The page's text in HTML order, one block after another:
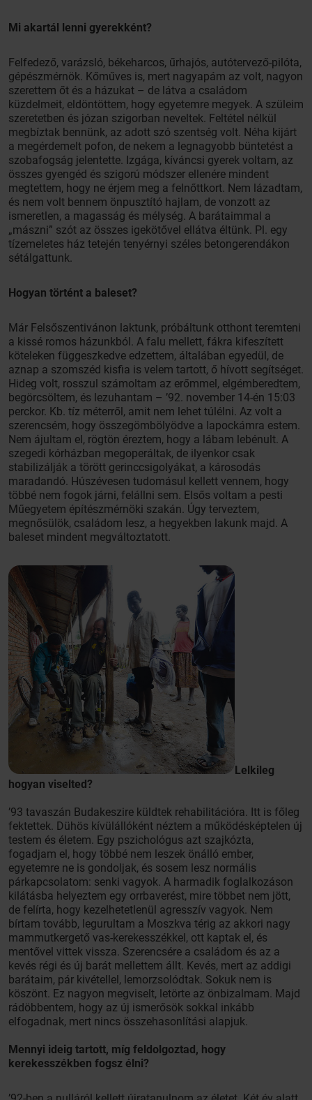
Mi akartál lenni gyerekként?
Felfedező, varázsló, békeharcos, űrhajós, autótervező-pilóta,
gépészmérnök. Kőműves is, mert nagyapám az volt, nagyon
szerettem őt és a házukat – de látva a családom
küzdelmeit, eldöntöttem, hogy egyetemre megyek. A szüleim
szeretetben és józan szigorban neveltek. Feltétel nélkül
megbíztak bennünk, az adott szó szentség volt. Néha kijárt
a megérdemelt pofon, de nekem a legnagyobb büntetést a
szobafogság jelentette. Izgága, kíváncsi gyerek voltam, az
összes gyengéd és szigorú módszer ellenére mindent
megtettem, hogy ne érjem meg a felnőttkort. Nem lázadtam,
és nem volt bennem önpusztító hajlam, de vonzott az
ismeretlen, a magasság és mélység. A barátaimmal a
„mászni” szót az összes igekötővel ellátva éltünk. Pl. egy
tízemeletes ház tetején tenyérnyi széles betongerendákon
sétálgattunk.
Hogyan történt a baleset?
Már Felsőszentivánon laktunk, próbáltunk otthont teremteni
a kissé romos házunkból. A falu mellett, fákra kifeszített
köteleken függeszkedve edzettem, általában egyedül, de
aznap a szomszéd kisfia is velem tartott, ő hívott segítséget.
Hideg volt, rosszul számoltam az erőmmel, elgémberedtem,
begörcsöltem, és lezuhantam – ’92. november 14-én 15:03
perckor. Kb. tíz méterről, amit nem lehet túlélni. Az volt a
szerencsém, hogy összegömbölyödve a lapockámra estem.
Nem ájultam el, rögtön éreztem, hogy a lábam lebénult. A
szegedi kórházban megoperáltak, de ilyenkor csak
stabilizálják a törött gerinccsigolyákat, a károsodás
maradandó. Húszévesen tudomásul kellett vennem, hogy
többé nem fogok járni, felállni sem. Elsős voltam a pesti
Műegyetem építészmérnöki szakán. Úgy terveztem,
megnősülök, családom lesz, a hegyekben lakunk majd. A
baleset mindent megváltoztatott.
Lelkileg
hogyan viselted?
’93 tavaszán Budakeszire küldtek rehabilitációra. Itt is főleg
fektettek. Dühös kívülállóként néztem a működésképtelen új
testem és életem. Egy pszichológus azt szajkózta,
fogadjam el, hogy többé nem leszek önálló ember,
egyetemre ne is gondoljak, és sosem lesz normális
párkapcsolatom: senki vagyok. A harmadik foglalkozáson
kilátásba helyeztem egy orrbaverést, mire többet nem jött,
de felírta, hogy kezelhetetlenül agresszív vagyok. Nem
bírtam tovább, legurultam a Moszkva térig az akkori nagy
mammutkergető vas-kerekesszékkel, ott kaptak el, és
mentővel vittek vissza. Szerencsére a családom és az a
kevés régi és új barát mellettem állt. Kevés, mert az addigi
barátaim, pár kivétellel, lemorzsolódtak. Sokuk nem is
köszönt. Ez nagyon megviselt, letörte az önbizalmam. Majd
rádöbbentem, hogy az új ismerősök sokkal inkább
elfogadnak, mert nincs összehasonlítási alapjuk.
Mennyi ideig tartott, míg feldolgoztad, hogy
kerekesszékben fogsz élni?